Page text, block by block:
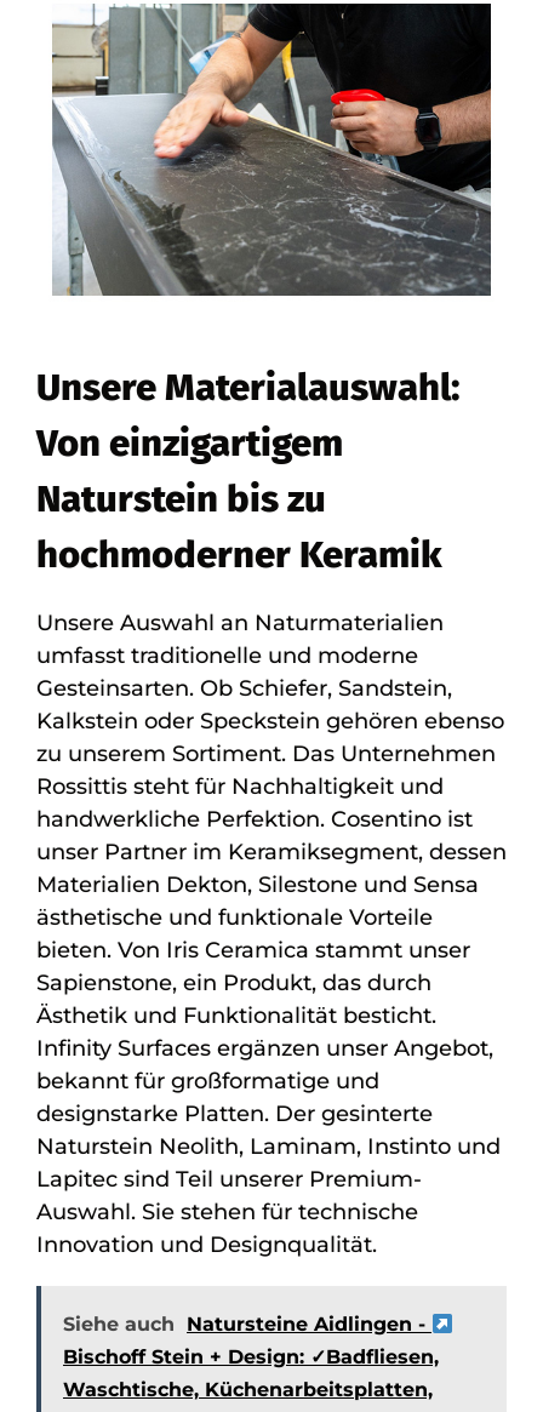
Unsere Materialauswahl:
Von einzigartigem
Naturstein bis zu
hochmoderner Keramik
Unsere Auswahl an Naturmaterialien
umfasst traditionelle und moderne
Gesteinsarten. Ob Schiefer, Sandstein,
Kalkstein oder Speckstein gehören ebenso
zu unserem Sortiment. Das Unternehmen
Rossittis steht für Nachhaltigkeit und
handwerkliche Perfektion. Cosentino ist
unser Partner im Keramiksegment, dessen
Materialien Dekton, Silestone und Sensa
ästhetische und funktionale Vorteile
bieten. Von Iris Ceramica stammt unser
Sapienstone, ein Produkt, das durch
Ästhetik und Funktionalität besticht.
Infinity Surfaces ergänzen unser Angebot,
bekannt für großformatige und
designstarke Platten. Der gesinterte
Naturstein Neolith, Laminam, Instinto und
Lapitec sind Teil unserer Premium-
Auswahl. Sie stehen für technische
Innovation und Designqualität.
Siehe auch
Natursteine Aidlingen -
Bischoff Stein + Design: ✓Badfliesen,
Waschtische, Küchenarbeitsplatten,